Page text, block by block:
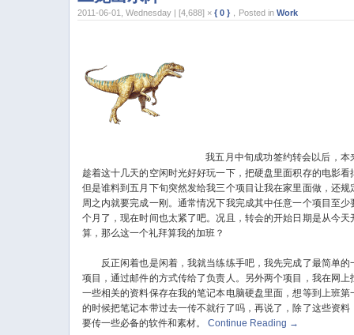
2011-06-01, Wednesday | [4,688] ×{ 0 } ，Posted inWork
我五月中旬成功签约转会以后，本
趁着这十几天的空闲时光好好玩一下，把硬盘里面积存的电影看
但是谁料到五月下旬突然发给我三个项目让我在家里面做，还规
周之内就要完成一刚。通常情况下我完成其中任意一个项目至少
个月了，现在时间也太紧了吧。况且，转会的开始日期是从今天
算，那么这一个礼拜算我的加班？
反正闲着也是闲着，我就当练练手吧，我先完成了最简单的
项目，通过邮件的方式传给了负责人。另外两个项目，我在网上
一些相关的资料保存在我的笔记本电脑硬盘里面，想等到上班第
的时候把笔记本带过去一传不就行了吗，再说了，除了这些资料
要传一些必备的软件和素材。
Continue Reading →